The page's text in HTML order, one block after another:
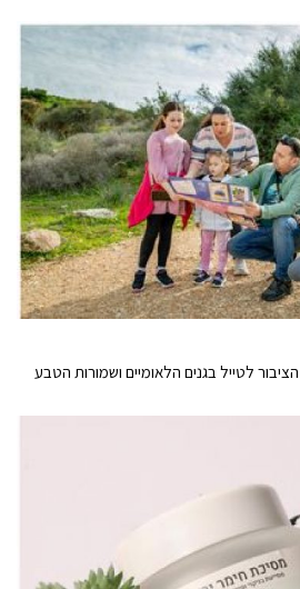
לטייל בגנים הלאומיים ושמורות הטבע